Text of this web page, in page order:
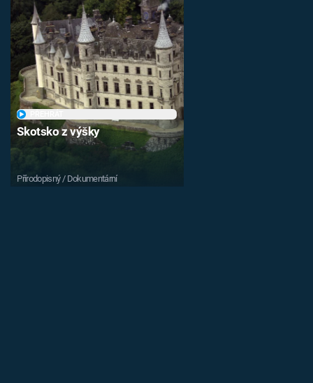
Skotsko z výšky
Přírodopisný / Dokumentární